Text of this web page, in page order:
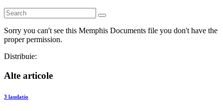
Sorry you can't see this Memphis Documents file you don't have the
proper permission.
Distribuie:
Alte articole
3 laudatio